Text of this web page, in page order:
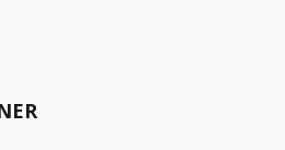
first discussions.
also been identified as